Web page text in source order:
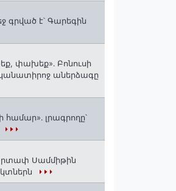
գրված է՝ Գարեգին
փախեք»․ Բոնուսի
աներձագը
համար»․ լրագրողը՝
Սամմիթին